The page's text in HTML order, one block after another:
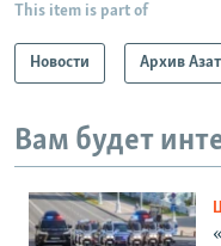
This item is part of
Новости Архив
Вам будет